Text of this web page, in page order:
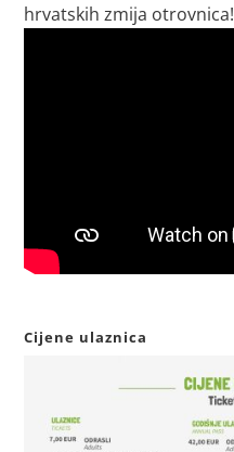
hrvatskih zmija otrovnica!
Cijene ulaznica